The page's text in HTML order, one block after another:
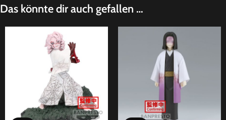
Das könnte dir auch gefallen …